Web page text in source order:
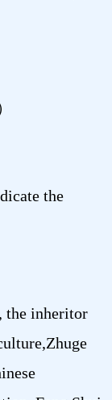
the
the inheritor